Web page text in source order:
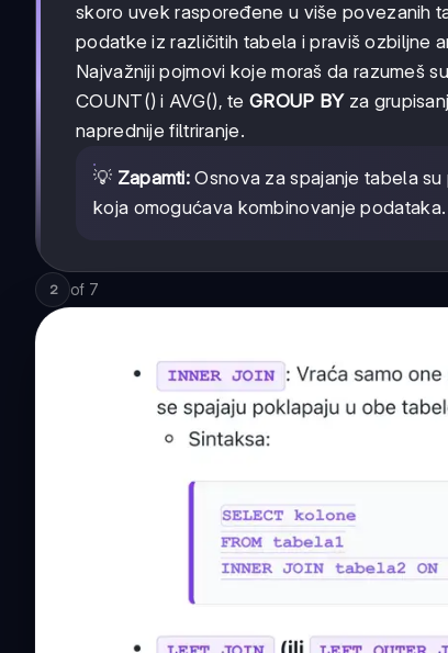
skoro uvek raspoređene u više povezanih
podatke iz različitih tabela i praviš ozbiljne
Najvažniji pojmovi koje moraš da razumeš
COUNT() i AVG(), teGROUP BYza
naprednije filtriranje.
💡 Zapamti: Osnova za spajanje tabela
koja omogućava kombinovanje podataka.
2 of 7